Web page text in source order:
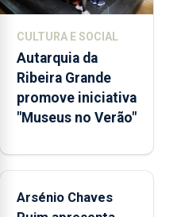
núcleos
integrados
na
Rede
Municipal
de
aos
durante
CULTURA E SOCIAL
Autarquia da
Ribeira Grande
promove iniciativa
"Museus no Verão"
Arsénio Chaves